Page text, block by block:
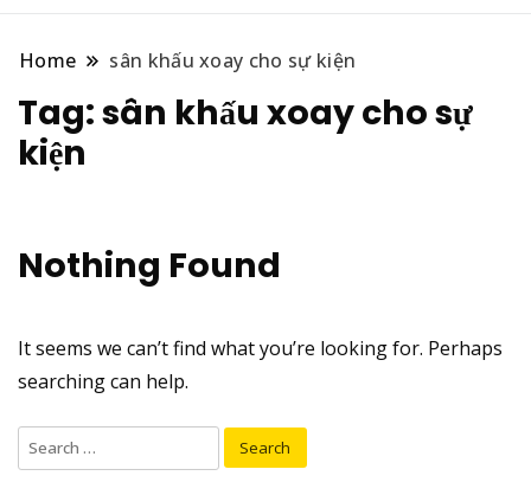
Home sân khấu xoay cho sự kiện
Tag:sân khấu xoay cho sự
kiện
Nothing Found
It seems we can’t find what you’re looking for. Perhaps
searching can help.
Search
for: